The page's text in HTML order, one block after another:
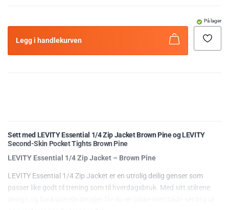
På lager
Legg i handlekurven
Sett med LEVITY Essential 1/4 Zip Jacket Brown Pine ogLEVITY
Second-Skin Pocket Tights Brown Pine
LEVITY Essential 1/4 Zip Jacket – Brown Pine
LEVITY Essential 1/4 Zip Jacket er en utrolig deilig genser som
passer like godt til trening som til hverdagsbruk. Med sitt stilrene